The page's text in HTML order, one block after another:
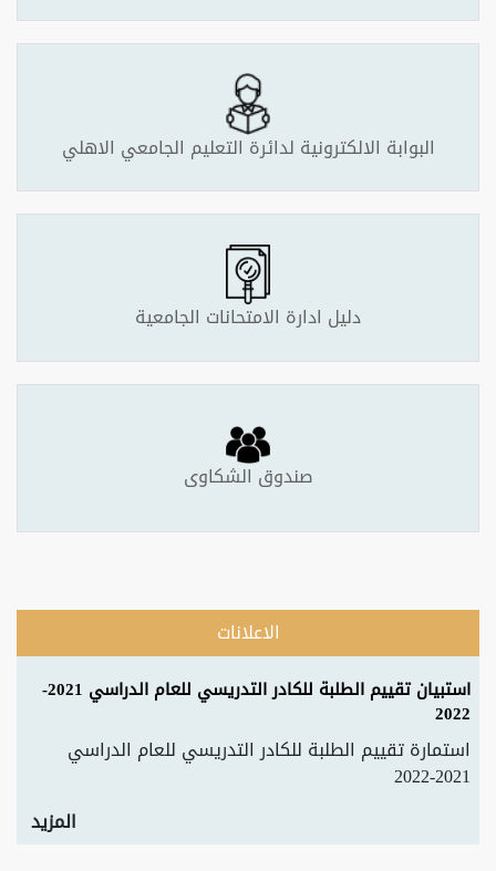
البوابة الالكترونية لدائرة التعليم الجامعي الاهلي
دليل ادارة الامتحانات الجامعية
صندوق الشكاوى
الاعلانات
استبيان تقييم الطلبة للكادر التدريسي للعام الدراسي 2021-
2022
استمارة تقييم الطلبة للكادر التدريسي للعام الدراسي
2021-2022
المزيد